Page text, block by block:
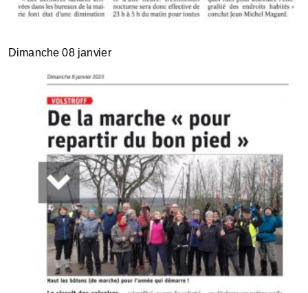
Dimanche 08 janvier